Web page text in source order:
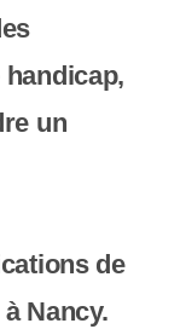
un
de
Nancy.